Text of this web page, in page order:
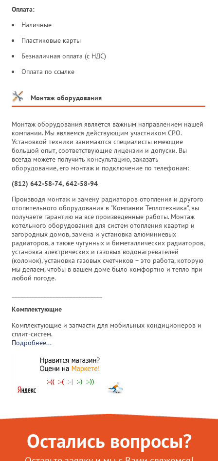
Оплата:
Наличные
Пластиковые карты
Безналичная оплата (с НДС)
Оплата по ссылке
Монтаж оборудования
Монтаж оборудования является важным направлением нашей
компании. Мы являемся действующим участником СРО.
Установкой техники занимаются специалисты имеющие
большой опыт, соответствующие лицензии и допуски. Вы
всегда можете получить консультацию, заказать
оборудование, его монтаж и подключение по телефонам:
(812) 642-58-74, 642-58-94
Производя монтаж и замену радиаторов отопления и другого
отопительного оборудования в "Компании Теплотехника", вы
получаете гарантию на все произведенные работы. Монтаж
котельного оборудования для систем отопления квартир и
загородных домов, замена и установка алюминиевых
радиаторов, а также чугунных и биметаллических радиаторов,
установка электрических и газовых водонагревателей
(колонок), установка газовых счетчиков – это работа, которую
мы делаем, чтобы в вашем доме было комфортно и тепло при
любой погоде.
Комплектующие
Комплектующие и запчасти для мобильных кондиционеров и
сплит-систем.
Подробнее...
Остались вопросы?